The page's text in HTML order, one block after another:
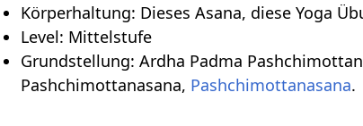
Körperhaltung: Dieses Asana, diese Yoga
Level: Mittelstufe
Grundstellung: Ardha Padma
Pashchimottanasana, Pashchimottanasana.